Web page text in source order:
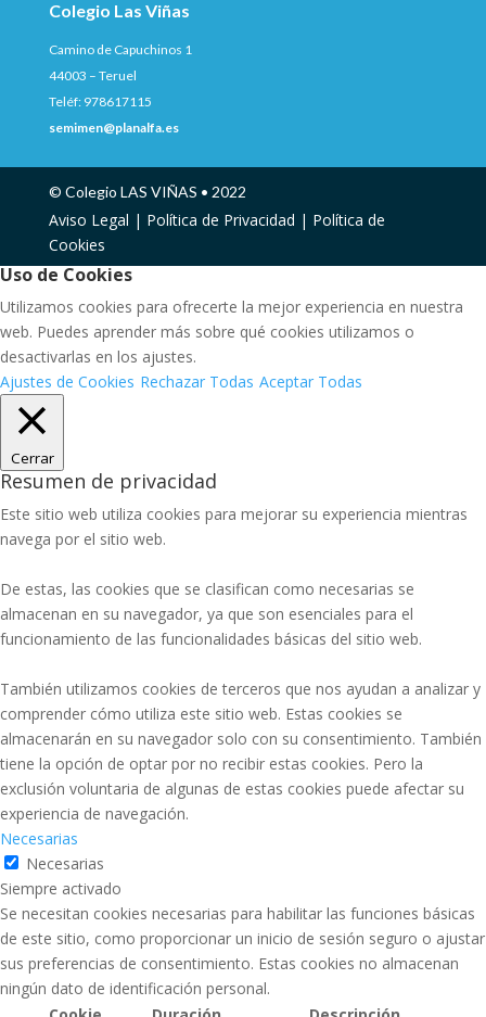
Colegio Las Viñas
Camino de Capuchinos 1
44003 – Teruel
Teléf: 978617115
semimen@planalfa.es
© Colegio LAS VIÑAS • 2022
Aviso Legal | Política de Privacidad | Política de
Cookies
Uso de Cookies
Utilizamos cookies para ofrecerte la mejor experiencia en nuestra
web. Puedes aprender más sobre qué cookies utilizamos o
desactivarlas en los ajustes.
Ajustes de Cookies Rechazar Todas Aceptar Todas
Cerrar
Resumen de privacidad
Este sitio web utiliza cookies para mejorar su experiencia mientras
navega por el sitio web.
De estas, las cookies que se clasifican como necesarias se
almacenan en su navegador, ya que son esenciales para el
funcionamiento de las funcionalidades básicas del sitio web.
También utilizamos cookies de terceros que nos ayudan a analizar y
comprender cómo utiliza este sitio web. Estas cookies se
almacenarán en su navegador solo con su consentimiento. También
tiene la opción de optar por no recibir estas cookies. Pero la
exclusión voluntaria de algunas de estas cookies puede afectar su
experiencia de navegación.
Necesarias
Necesarias
Siempre activado
Se necesitan cookies necesarias para habilitar las funciones básicas
de este sitio, como proporcionar un inicio de sesión seguro o ajustar
sus preferencias de consentimiento. Estas cookies no almacenan
ningún dato de identificación personal.